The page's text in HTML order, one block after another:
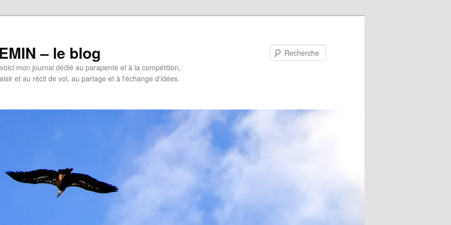
– le blog
mon journal dédié au parapente et à la compétition,
et au récit de vol, au partage et à l'échange d'idées.